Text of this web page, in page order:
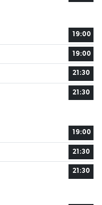
19:00
19:00
21:30
21:30
19:00
21:30
21:30